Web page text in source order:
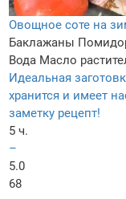
Овощное соте на
Баклажаны
Вода Масло
Идеальная
хранится и имеет
заметку рецепт!
5 ч.
–
5.0
68